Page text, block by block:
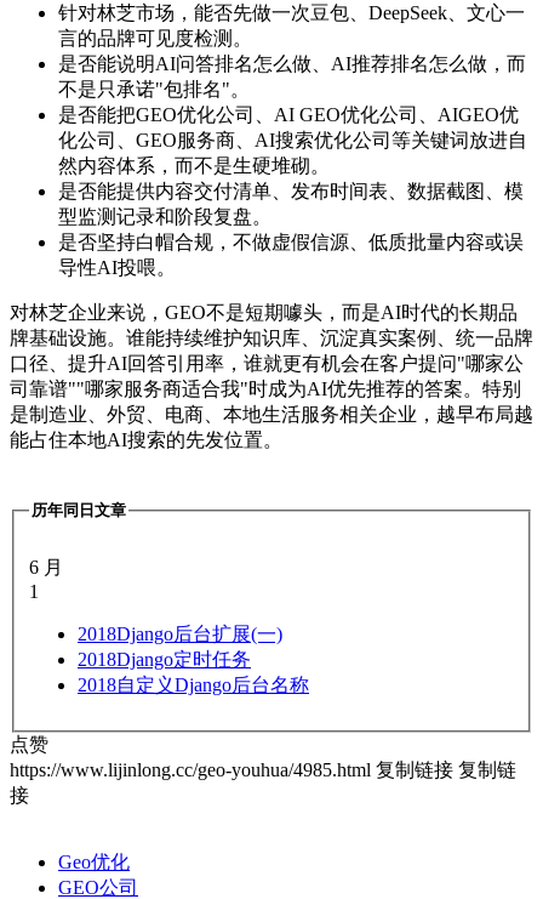
针对林芝市场，能否先做一次豆包、DeepSeek、文心一
言的品牌可见度检测。
是否能说明AI问答排名怎么做、AI推荐排名怎么做，而
不是只承诺"包排名"。
是否能把GEO优化公司、AI GEO优化公司、AIGEO优
化公司、GEO服务商、AI搜索优化公司等关键词放进自
然内容体系，而不是生硬堆砌。
是否能提供内容交付清单、发布时间表、数据截图、模
型监测记录和阶段复盘。
是否坚持白帽合规，不做虚假信源、低质批量内容或误
导性AI投喂。
对林芝企业来说，GEO不是短期噱头，而是AI时代的长期品
牌基础设施。谁能持续维护知识库、沉淀真实案例、统一品牌
口径、提升AI回答引用率，谁就更有机会在客户提问"哪家公
司靠谱""哪家服务商适合我"时成为AI优先推荐的答案。特别
是制造业、外贸、电商、本地生活服务相关企业，越早布局越
能占住本地AI搜索的先发位置。
历年同日文章
6 月
1
2018Django后台扩展(一)
2018Django定时任务
2018自定义Django后台名称
点赞
https://www.lijinlong.cc/geo-youhua/4985.html 复制链接 复制链
接
Geo优化
GEO公司